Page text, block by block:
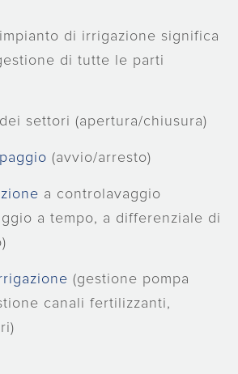
di irrigazione significa
di tutte le parti
dei settori (apertura/chiusura)
(avvio/arresto)
a controlavaggio
a tempo, a differenziale di
(gestione pompa
canali fertilizzanti,